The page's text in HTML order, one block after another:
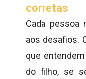
corretas
Cada pessoa
aos desafios.
que
do filho, se